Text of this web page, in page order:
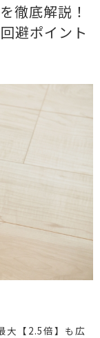
徹底解説！
避ポイント
大【2.5倍】も広